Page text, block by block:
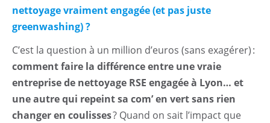
nettoyage vraiment engagée (et pas juste
greenwashing) ?
C’est la question à un million d’euros (sans exagérer) :
comment faire la différence entre une vraie
entreprise de nettoyage RSE engagée à Lyon… et
une autre qui repeint sa com’ en vert sans rien
changer en coulisses? Quand on sait l’impact que